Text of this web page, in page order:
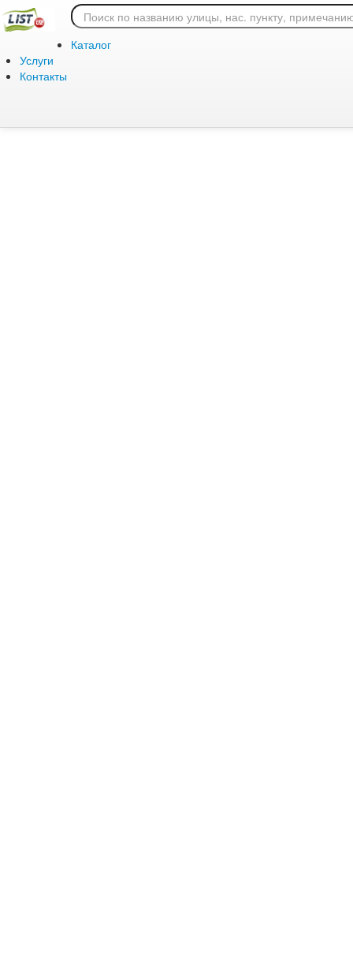
Каталог
Услуги
Контакты
Ошибка 404: страница